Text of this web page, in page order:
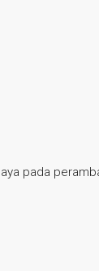
pada